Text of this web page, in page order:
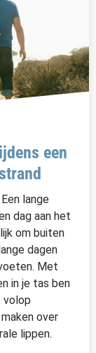
een
lange
dag aan het
om buiten
dagen
Met
in je tas ben
volop
over
lippen.